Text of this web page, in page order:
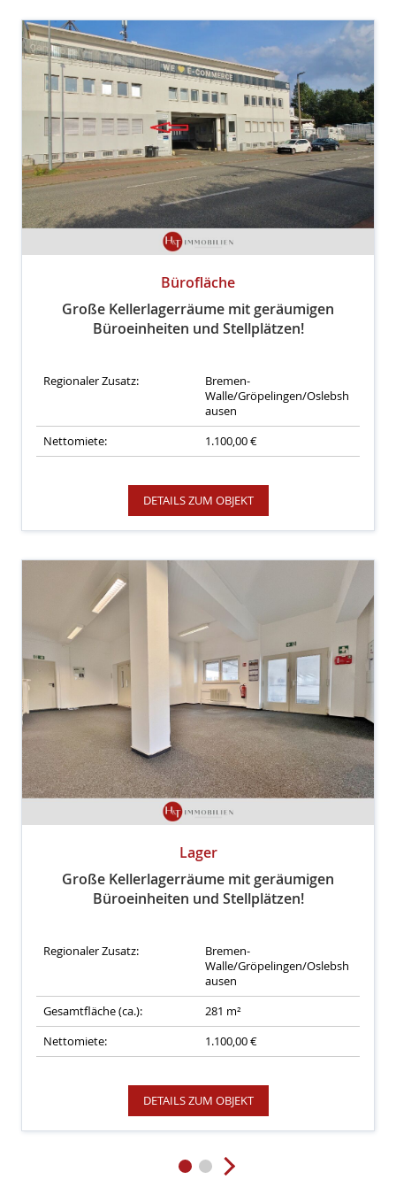
Bürofläche
Große Kellerlagerräume mit geräumigen
Büroeinheiten und Stellplätzen!
Regionaler Zusatz:
Bremen-
Walle/Gröpelingen/Oslebsh
ausen
Nettomiete:
1.100,00 €
DETAILS ZUM OBJEKT
Lager
Große Kellerlagerräume mit geräumigen
Büroeinheiten und Stellplätzen!
Regionaler Zusatz:
Bremen-
Walle/Gröpelingen/Oslebsh
ausen
Gesamtfläche (ca.):
281 m²
Nettomiete:
1.100,00 €
DETAILS ZUM OBJEKT